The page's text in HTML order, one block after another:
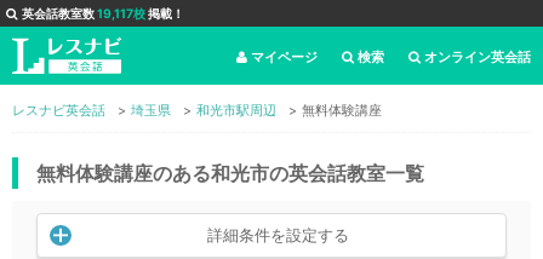
英会話教室数19,117校掲載！
オンライン英会話
検索
マイページ
レスナビ英会話 埼玉県 和光市駅周辺 無料体験講座
無料体験講座のある和光市の英会話教室一覧
詳細条件を設定する